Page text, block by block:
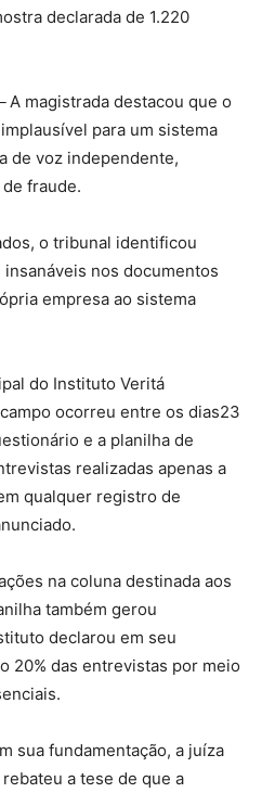
declarada de 1.220
A magistrada destacou que o
para um sistema
de voz independente,
fraude.
o tribunal identificou
nos documentos
empresa ao sistema
do Instituto Veritá
ocorreu entre os dias23
e a planilha de
realizadas apenas a
qualquer registro de
na coluna destinada aos
também gerou
declarou em seu
20% das entrevistas por meio
sua fundamentação, a juíza
a tese de que a